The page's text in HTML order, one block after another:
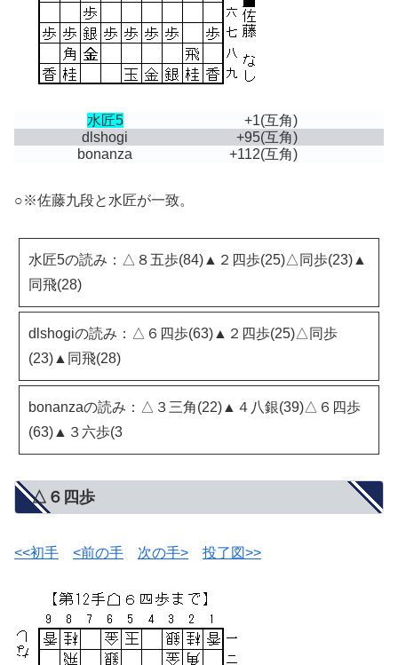
水匠5 +1(互角)
dlshogi
+95(互角)
bonanza
+112(互角)
○※佐藤九段と水匠が一致。
水匠5の読み：△８五歩(84)▲２四歩(25)△同歩(23)▲
同飛(28)
dlshogiの読み：△６四歩(63)▲２四歩(25)△同歩
(23)▲同飛(28)
bonanzaの読み：△３三角(22)▲４八銀(39)△６四歩
(63)▲３六歩(3
△６四歩
<<初手 <前の手 次の手> 投了図>>